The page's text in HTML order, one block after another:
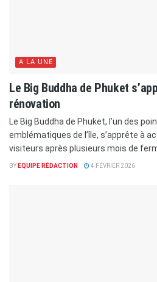
A LA UNE
Le Big Buddha de Phuket
rénovation
Le Big Buddha de Phuket, l’un des
emblématiques de l’île, s’apprête à
visiteurs après plusieurs mois de
BY EQUIPE RÉDACTION 4 FÉVRIER 2026